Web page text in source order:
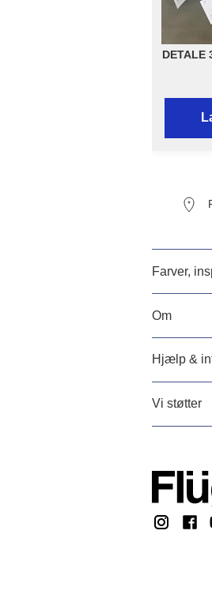
DETALE
Farver,
Om
Hjælp &
Vi støtter